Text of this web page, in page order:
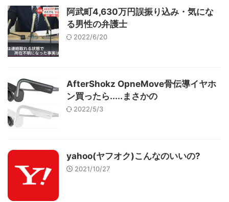
阿武町4,630万円誤振り込み・気にな
る男性の弁護士
2022/6/20
AfterShokz OpneMove骨伝導イヤホ
ン買ったら.....まさかの
2022/5/3
yahoo(ヤフオク)こんなのいいの?
2021/10/27